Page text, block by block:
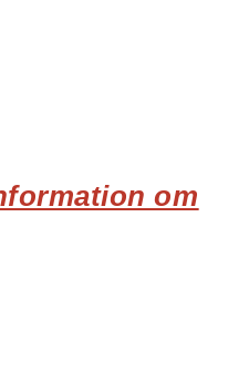
om